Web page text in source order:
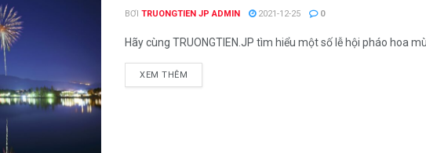
BƠI TRUONGTIEN JP ADMIN 2021-12-25 0
Hãy cùng TRUONGTIEN.JP tìm hiểu một số lễ hội pháo hoa
XEM THÊM